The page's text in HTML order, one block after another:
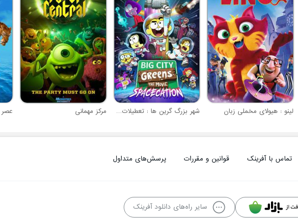
لینو : هیولای مخملی زبان شهر بزرگ گرین ها : تعطیلات فضایی مرکز مهمانی
تماس با آفرینک قوانین و مقررات پرسش‌های متداول
سایر راه‌های دانلود آفرینک